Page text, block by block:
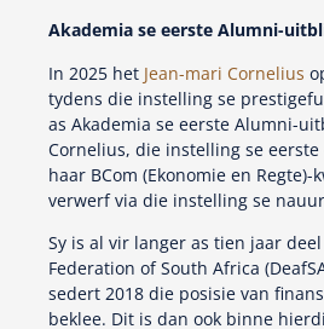
Akademia se eerste Alumni-
In 2025 het Jean-mari Cornelius
tydens die instelling se
as Akademia se eerste Alumni-
Cornelius, die instelling se
haar BCom (Ekonomie en Regte)-
verwerf via die instelling se
Sy is al vir langer as tien jaar
Federation of South Africa
sedert 2018 die posisie van
beklee. Dit is dan ook binne